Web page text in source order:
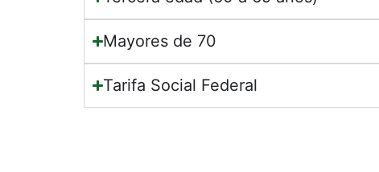
Mayores de 70
Tarifa Social Federal